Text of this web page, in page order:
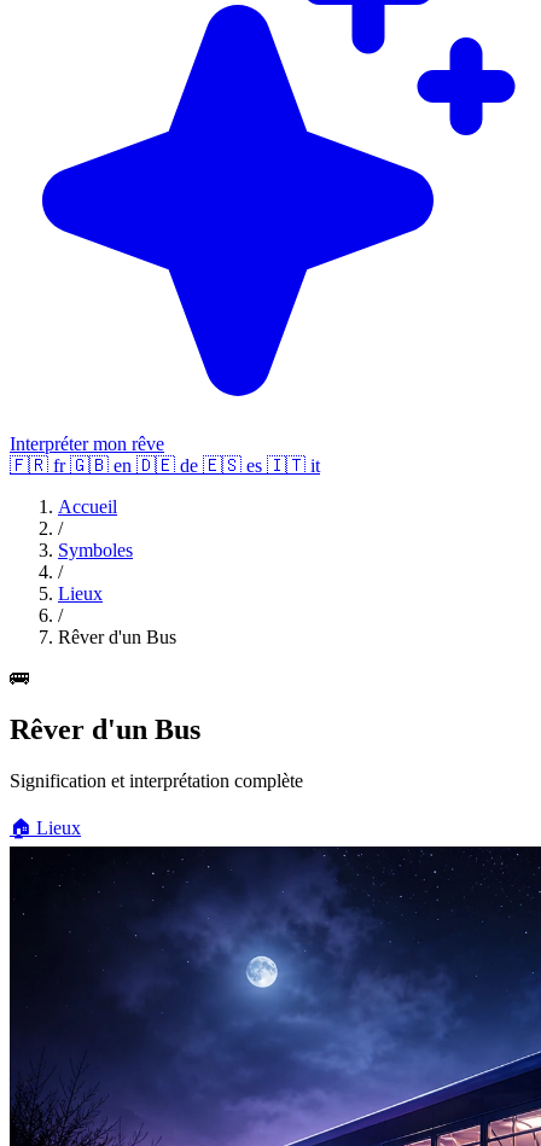
Interpréter mon rêve
🇫🇷 fr 🇬🇧 en 🇩🇪 de 🇪🇸 es 🇮🇹 it
Accueil
/
Symboles
/
Lieux
/
Rêver d'un Bus
🚌
Rêver d'un Bus
Signification et interprétation complète
🏠 Lieux